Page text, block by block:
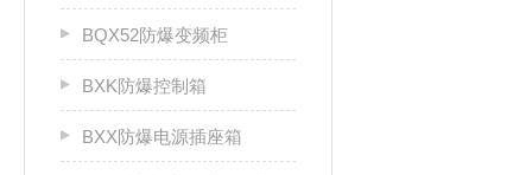
BQX52防爆变频柜
BXK防爆控制箱
BXX防爆电源插座箱